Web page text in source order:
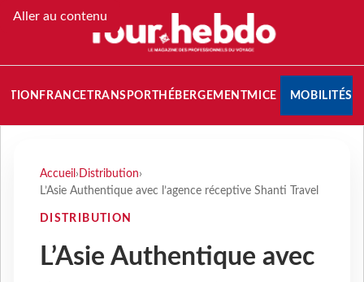
Aller au contenu
FRANCETRANSPORT HÉBERGEMENTMICE MOBILITÉS
Accueil › Distribution›
L’Asie Authentique avec l’agence réceptive Shanti Travel
DISTRIBUTION
L’Asie Authentique avec